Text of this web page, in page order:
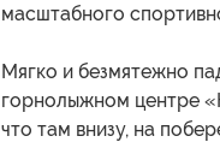
масштабного
Мягко и безмятежно
горнолыжном центре
что там внизу, на